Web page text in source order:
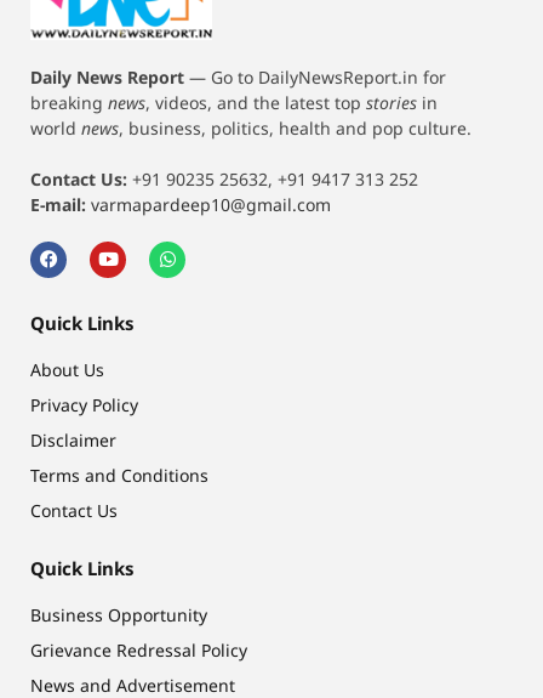
Daily News Report — Go to DailyNewsReport.in for
breaking news, videos, and the latest top stories in
world news, business, politics, health and pop culture.
Contact Us: +91 90235 25632, +91 9417 313 252
E-mail: varmapardeep10@gmail.com
Quick Links
About Us
Privacy Policy
Disclaimer
Terms and Conditions
Contact Us
Quick Links
Business Opportunity
Grievance Redressal Policy
News and Advertisement